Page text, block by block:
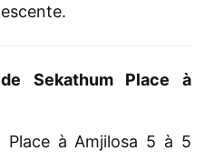
Sekathum Place à
Place à Amjilosa 5 à 5